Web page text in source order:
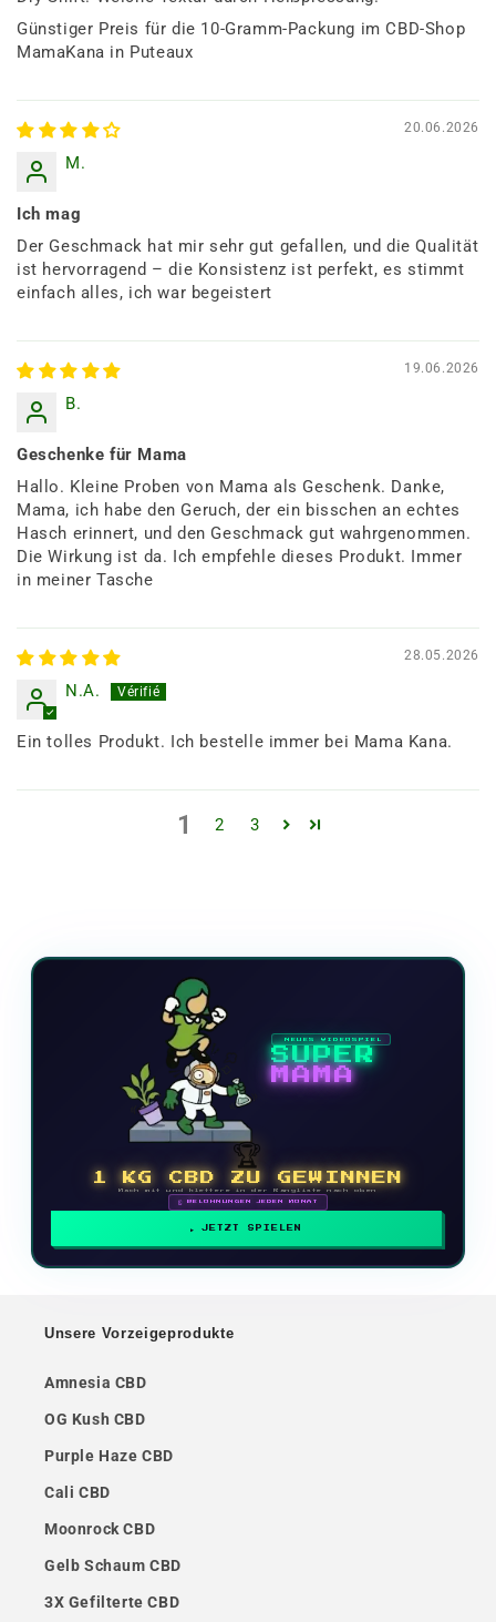
Günstiger Preis für die 10-Gramm-Packung im CBD-Shop
MamaKana in Puteaux
20.06.2026
M.
Ich mag
Der Geschmack hat mir sehr gut gefallen, und die Qualität
ist hervorragend – die Konsistenz ist perfekt, es stimmt
einfach alles, ich war begeistert
19.06.2026
B.
Geschenke für Mama
Hallo. Kleine Proben von Mama als Geschenk. Danke,
Mama, ich habe den Geruch, der ein bisschen an echtes
Hasch erinnert, und den Geschmack gut wahrgenommen.
Die Wirkung ist da. Ich empfehle dieses Produkt. Immer
in meiner Tasche
28.05.2026
N.A.
Ein tolles Produkt. Ich bestelle immer bei Mama Kana.
1 2 3
NEUES VIDEOSPIEL
SUPER
MAMA
🏆
1 KG CBD ZU GEWINNEN
Mach mit und klettere in der Rangliste nach oben
🗓 BELOHNUNGEN JEDEN MONAT
JETZT SPIELEN
Unsere Vorzeigeprodukte
Amnesia CBD
OG Kush CBD
Purple Haze CBD
Cali CBD
Moonrock CBD
Gelb Schaum CBD
3X Gefilterte CBD